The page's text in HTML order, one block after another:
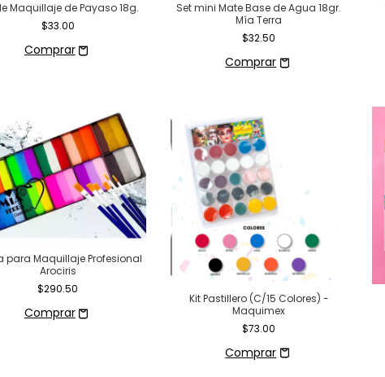
Maquillaje de Payaso 18g.
$33.00
Set mini Mate Base de Agua 18gr.
Mía Terra
$32.50
para Maquillaje Profesional
Arociris
$290.50
Kit Pastillero (C/15 Colores) -
Maquimex
$73.00